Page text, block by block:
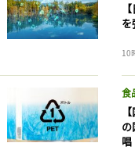
10
食
の
唱